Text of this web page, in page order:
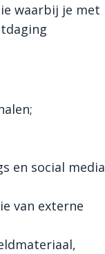
waarbij je met
en social media
van externe